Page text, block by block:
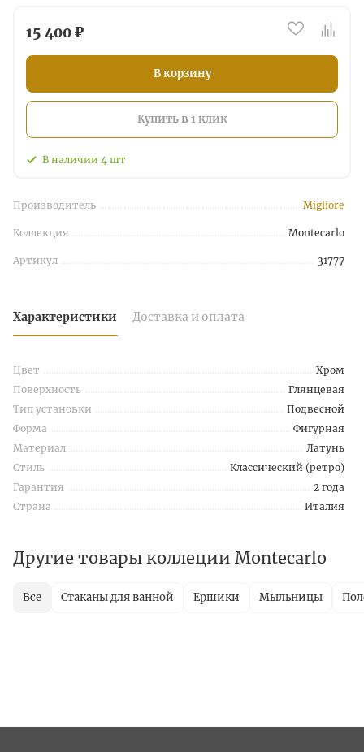
15 400 ₽
В корзину
Купить в 1 клик
В наличии 4 шт
Производитель Migliore
Коллекция Montecarlo
Артикул 31777
Характеристики Доставка и оплата
Цвет
Хром
Поверхность
Глянцевая
Тип установки
Подвесной
Форма
Фигурная
Материал
Латунь
Стиль
Классический (ретро)
Гарантия
2 года
Страна
Италия
Другие товары коллеции Montecarlo
Все Стаканы для ванной Ершики Мыльницы